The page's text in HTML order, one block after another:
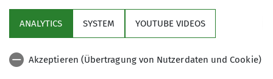
ANALYTICS SYSTEM YOUTUBE VIDEOS
Akzeptieren (Übertragung von Nutzerdaten und Cookie)